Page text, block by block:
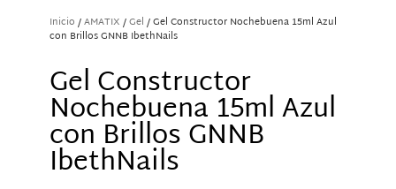
Inicio /AMATIX /Gel / Gel Constructor Nochebuena 15ml Azul
con Brillos GNNB IbethNails
Gel Constructor
Nochebuena 15ml Azul
con Brillos GNNB
IbethNails